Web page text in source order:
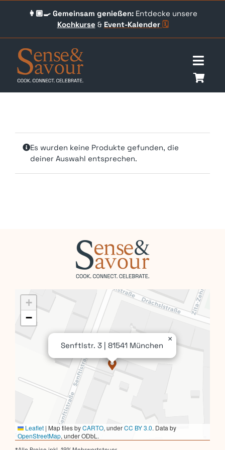
👩🏼‍🍳 Gemeinsam genießen:Entdecke unsere
Kochkurse & Event-Kalender 🗓️
Über uns
Unser Angebot
Warenkorb
Es wurden keine Produkte gefunden, die
deiner Auswahl entsprechen.
Senftlstr. 3 | 81541 München
×
+
−
Leaflet | Map tiles byCARTO, underCC BY 3.0. Data by
OpenStreetMap, under ODbL.